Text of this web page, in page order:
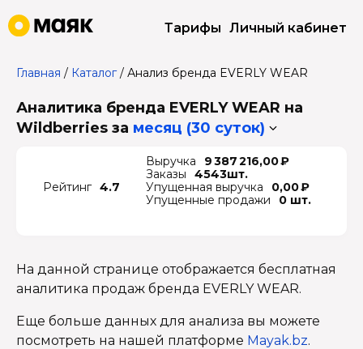
Тарифы Личный кабинет
Главная / Каталог/ Анализ бренда EVERLY WEAR
Аналитика бренда EVERLY WEAR на
Wildberries за месяц (30 суток)
Рейтинг 4.7
Выручка
9 387 216,00 ₽
Заказы
4543шт.
Упущенная выручка
0,00 ₽
Упущенные продажи
0 шт.
На данной странице отображается бесплатная
аналитика продаж бренда EVERLY WEAR.
Еще больше данных для анализа вы можете
посмотреть на нашей платформе Mayak.bz.